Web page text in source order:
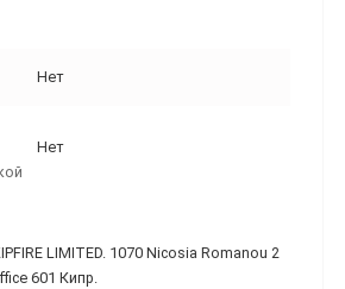
Нет
Нет
LIMITED. 1070 Nicosia Romanou 2
601 Кипр.